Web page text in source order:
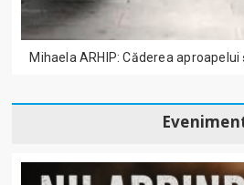
Mihaela ARHIP: Căderea